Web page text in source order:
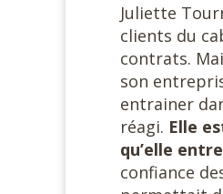
Juliette
clients du
contrats.
son
entrainer
réagi. Elle
qu’elle
confiance